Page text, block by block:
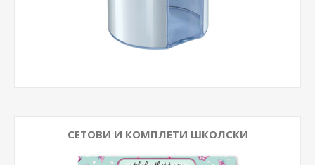
СЕТОВИ И КОМПЛЕТИ ШКОЛСКИ